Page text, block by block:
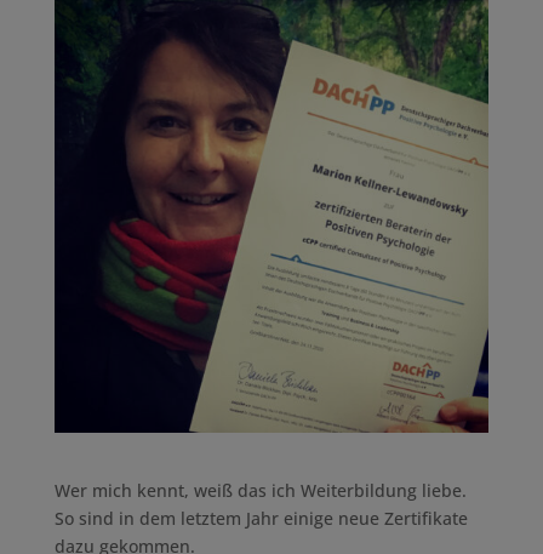
Wer mich kennt, weiß das ich Weiterbildung liebe.
So sind in dem letztem Jahr einige neue Zertifikate
dazu gekommen.